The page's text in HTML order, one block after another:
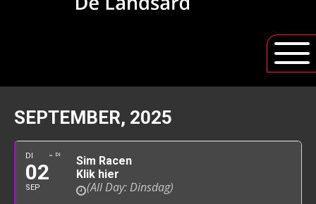
SEPTEMBER, 2025
DI
02
SEP
DI
Sim Racen
Klik hier
(All Day: Dinsdag)